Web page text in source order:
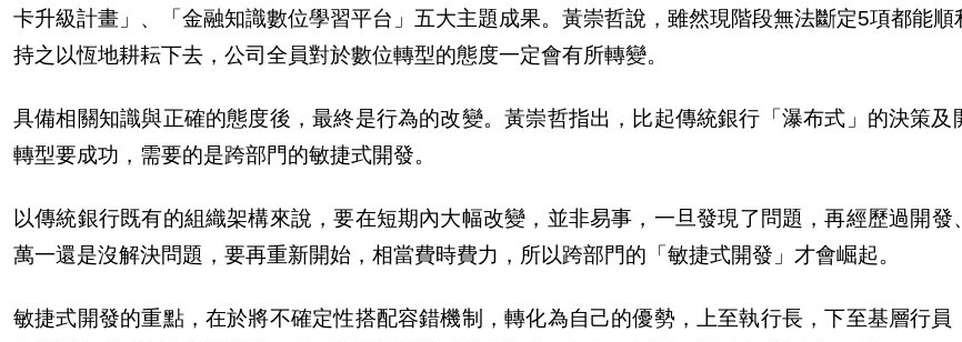
卡升級計畫」、「金融知識數位學習平台」五大主題成果。 黃崇哲說 ，雖然現階段無法斷定5項都能
持之以恆地耕耘下去，公司全員對於數位轉型的態度一定會有所轉變。
具備相關知識與正確的態度後，最終是行為的改變。黃崇哲指出，比起傳統銀行「瀑布式」的決策及
轉型要成功，需要的是跨部門的敏捷式開發。
以傳統銀行既有的組織架構來說 ，要在短期內大幅改變，並非易事，一旦發現了問題，再經歷過開發
萬一還是沒解決問題，要再重新開始，相當費時費力，所以跨部門的「敏捷式開發」才會崛起。
敏捷式開發的重點，在於將不確定性搭配容錯機制，轉化為自己的優勢，上至執行長，下至基層行員